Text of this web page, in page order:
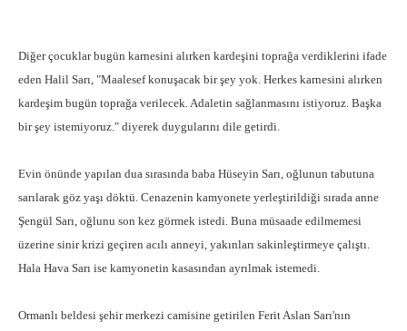
Diğer çocuklar bugün karnesini alırken kardeşini toprağa verdiklerini ifade
eden Halil Sarı, "Maalesef konuşacak bir şey yok. Herkes karnesini alırken
kardeşim bugün toprağa verilecek. Adaletin sağlanmasını istiyoruz. Başka
bir şey istemiyoruz." diyerek duygularını dile getirdi.
Evin önünde yapılan dua sırasında baba Hüseyin Sarı, oğlunun tabutuna
sarılarak göz yaşı döktü. Cenazenin kamyonete yerleştirildiği sırada anne
Şengül Sarı, oğlunu son kez görmek istedi. Buna müsaade edilmemesi
üzerine sinir krizi geçiren acılı anneyi, yakınları sakinleştirmeye çalıştı.
Hala Hava Sarı ise kamyonetin kasasından ayrılmak istemedi.
Ormanlı beldesi şehir merkezi camisine getirilen Ferit Aslan Sarı'nın